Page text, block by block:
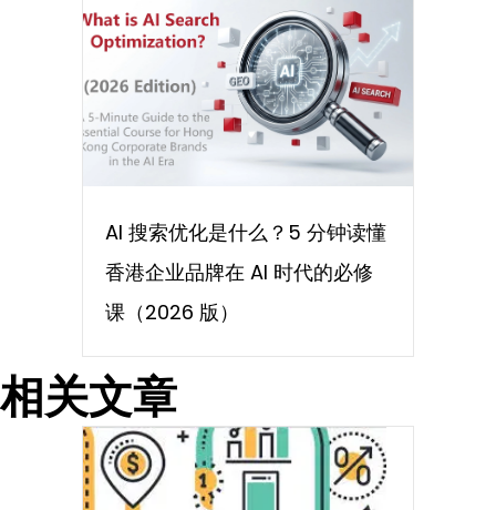
AI 搜索优化是什么？5 分钟读懂
香港企业品牌在 AI 时代的必修
课（2026 版）
相关文章